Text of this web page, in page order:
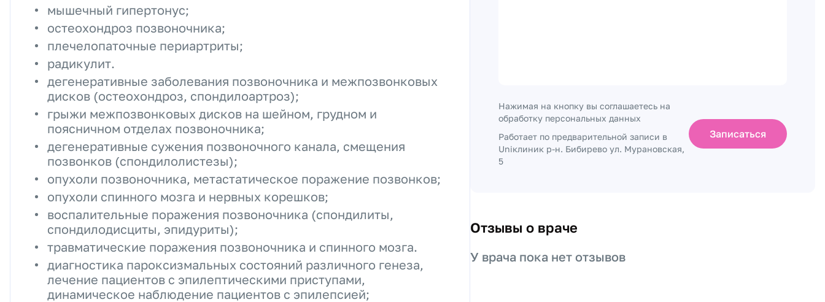
мышечный гипертонус;
остеохондроз позвоночника;
плечелопаточные периартриты;
радикулит.
дегенеративные заболевания позвоночника и межпозвонковых
дисков (остеохондроз, спондилоартроз);
грыжи межпозвонковых дисков на шейном, грудном и
поясничном отделах позвоночника;
дегенеративные сужения позвоночного канала, смещения
позвонков (спондилолистезы);
опухоли позвоночника, метастатическое поражение позвонков;
опухоли спинного мозга и нервных корешков;
воспалительные поражения позвоночника (спондилиты,
спондилодисциты, эпидуриты);
травматические поражения позвоночника и спинного мозга.
диагностика пароксизмальных состояний различного генеза,
лечение пациентов с эпилептическими приступами,
динамическое наблюдение пациентов с эпилепсией;
Нажимая на кнопку вы соглашаетесь на
обработку персональных данных
Работает по предварительной записи в
Uniклиник р-н. Бибирево ул. Мурановская,
5
Записаться
Отзывы о враче
У врача пока нет отзывов